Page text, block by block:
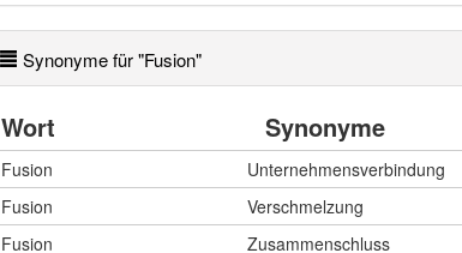
Synonyme für "Fusion"
Wort Synonyme
Fusion
Unternehmensverbindung
Fusion
Verschmelzung
Fusion
Zusammenschluss